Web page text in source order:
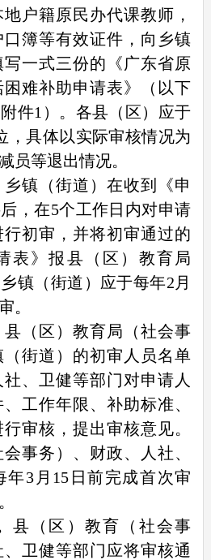
户籍原民办代课教师，
簿等有效证件，向乡镇
写一式三份的《广东省原
难补助申请表》（以下
件1）。各县（区）应于
，具体以实际审核情况为
员等退出情况。
乡镇（街道）在收到《申
，在5个工作日内对申请
初审，并将初审通过的
表》报县（区）教育局
镇（街道）应于每年2月
。
县（区）教育局（社会事
街道）的初审人员名单
、卫健等部门对申请人
工作年限、补助标准、
审核，提出审核意见。
事务）、财政、人社、
年3月15日前完成首次审
县（区）教育（社会事
卫健等部门应将审核通